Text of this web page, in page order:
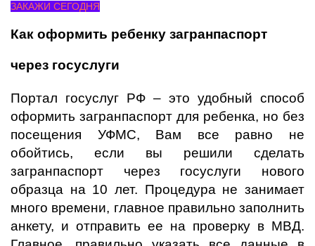
ЗАКАЖИ СЕГОДНЯ
Как оформить ребенку загранпаспорт
через госуслуги
Портал госуслуг РФ – это удобный способ
оформить загранпаспорт для ребенка, но без
посещения УФМС, Вам все равно не
обойтись, если вы решили сделать
загранпаспорт через госуслуги нового
образца на 10 лет. Процедура не занимает
много времени, главное правильно заполнить
анкету, и отправить ее на проверку в МВД.